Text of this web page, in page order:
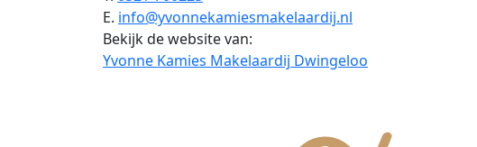
E. info@yvonnekamiesmakelaardij.nl
Bekijk de website van:
Yvonne Kamies Makelaardij Dwingeloo